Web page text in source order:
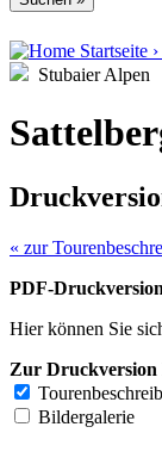
Startseite ›
Stubaier Alpen
« zur
PDF-
Hier können Sie
Zur Druckversion
Bildergalerie